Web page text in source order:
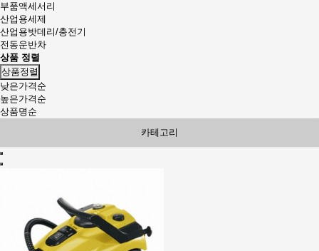
부품액세서리
산업용세제
산업용밧데리/충전기
전동운반차
상품 정렬
상품정렬
낮은가격순
높은가격순
상품명순
카테고리